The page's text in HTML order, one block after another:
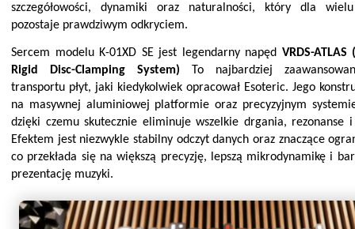
szczegółowości, dynamiki oraz natura lności, który dla wielu
pozostaje prawdziwym odkryciem.
Sercem modelu K-01XD SE jest legendarny napęd VRDS-
Rigid Disc-Clamping System) To najbardziej
transportu płyt, jaki kiedykolwiek opracował Esoteric. Jego
na masywnej aluminiowej platformie oraz precyzyjnym
dzięki czemu skutecznie eliminuje wszelkie drgania, rezonanse i
Efektem jest niezwykle stabilny odczyt danych oraz znaczące
co przekłada się na większą precyzję, lepszą mikrodynamikę i
prezentację muzyki.